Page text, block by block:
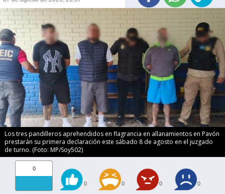
Los tres pandilleros aprehendidos en flagrancia en allanamientos en Pavón
prestarán su primera declaración este sábado 8 de agosto en el juzgado
de turno. (Foto: MP/Soy502)
0
0 0 0 0